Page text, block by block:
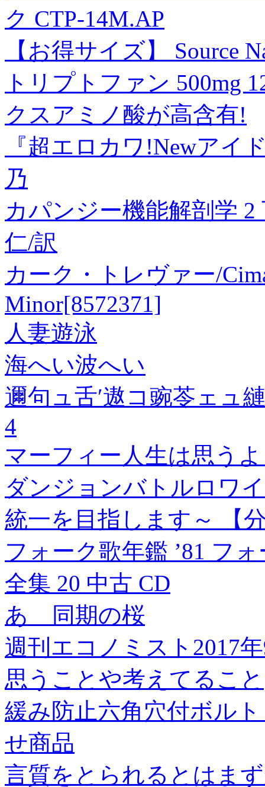
ク CTP-14M.AP
【お得サイズ】 Source
トリプトファン 500mg
クスアミノ酸が高含有!
『超エロカワ!Newアイ
乃
カパンジー機能解剖学
仁/訳
カーク・トレヴァー/
Minor[8572371]
人妻遊泳
海へい波へい
邇句ュ舌′遨コ豌苓ェュ
4
マーフィー人生は思う
ダンジョンバトルロワ
統一を目指します～ 【
フォーク歌年鑑 ’81 フ
全集 20 中古 CD
あゝ同期の桜
週刊エコノミスト2017
思うことや考えてること
緩み防止六角穴付ボル
せ商品
言質をとられるとはま